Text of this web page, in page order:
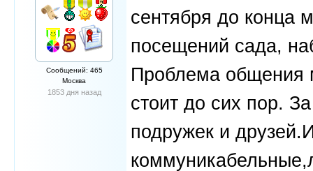
Сообщений: 465
Москва
1853 дня назад
сентября до конца
посещений сада,
Проблема общения
стоит до сих пор.
подружек и